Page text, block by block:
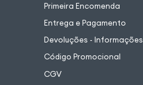
Primeira Encomenda
Entrega e Pagamento
Devoluções - Informações
Código Promocional
CGV